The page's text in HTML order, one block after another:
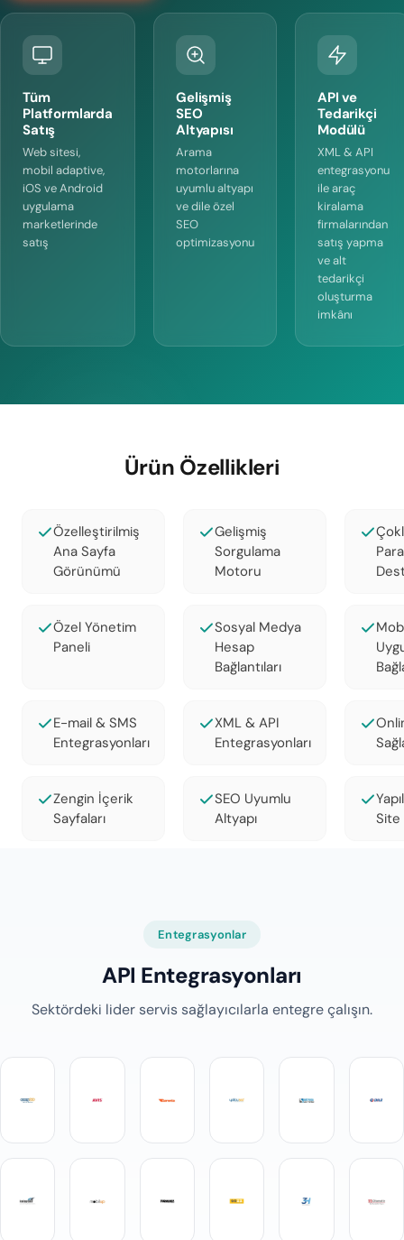
Tüm
Platformlarda
Satış
Web sitesi,
mobil adaptive,
iOS ve Android
uygulama
marketlerinde
satış
Gelişmiş
SEO
Altyapısı
Arama
motorlarına
uyumlu altyapı
ve dile özel
SEO
optimizasyonu
API ve
Tedarikçi
Modülü
XML & API
entegrasyonu
ile araç
kiralama
firmalarından
satış yapma
ve alt
tedarikçi
oluşturma
imkânı
Ürün Özellikleri
Özelleştirilmiş
Ana Sayfa
Görünümü
Gelişmiş
Sorgulama
Motoru
Özel Yönetim
Paneli
Sosyal Medya
Hesap
Bağlantıları
E-mail & SMS
Entegrasyonları
XML & API
Entegrasyonları
Zengin İçerik
Sayfaları
SEO Uyumlu
Altyapı
Site
Entegrasyonlar
API Entegrasyonları
Sektördeki lider servis sağlayıcılarla entegre çalışın.